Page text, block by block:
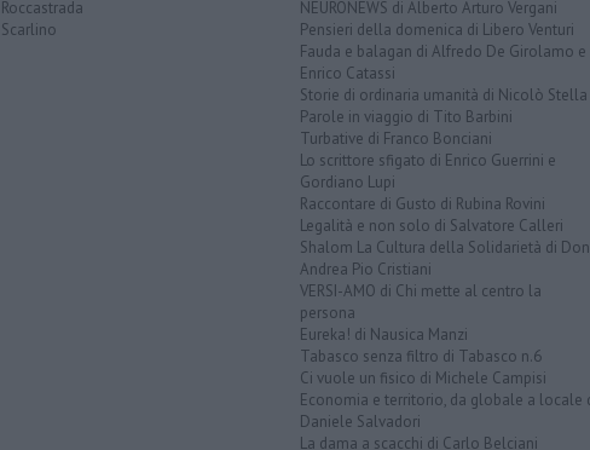
Roccastrada
Scarlino
NEURONEWS di Alberto Arturo Vergani
Pensieri della domenica di Libero Venturi
Fauda e balagan di Alfredo De Girolamo e
Enrico Catassi
Storie di ordinaria umanità di Nicolò Stella
Parole in viaggio di Tito Barbini
Turbative di Franco Bonciani
Lo scrittore sfigato di Enrico Guerrini e
Gordiano Lupi
Raccontare di Gusto di Rubina Rovini
Legalità e non solo di Salvatore Calleri
Shalom La Cultura della Solidarietà di Don
Andrea Pio Cristiani
VERSI-AMO di Chi mette al centro la
persona
Eureka! di Nausica Manzi
Tabasco senza filtro di Tabasco n.6
Ci vuole un fisico di Michele Campisi
Economia e territorio, da globale a locale
Daniele Salvadori
La dama a scacchi di Carlo Belciani